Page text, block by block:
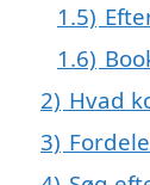
1.5)
1.6)
2) Hvad
3)